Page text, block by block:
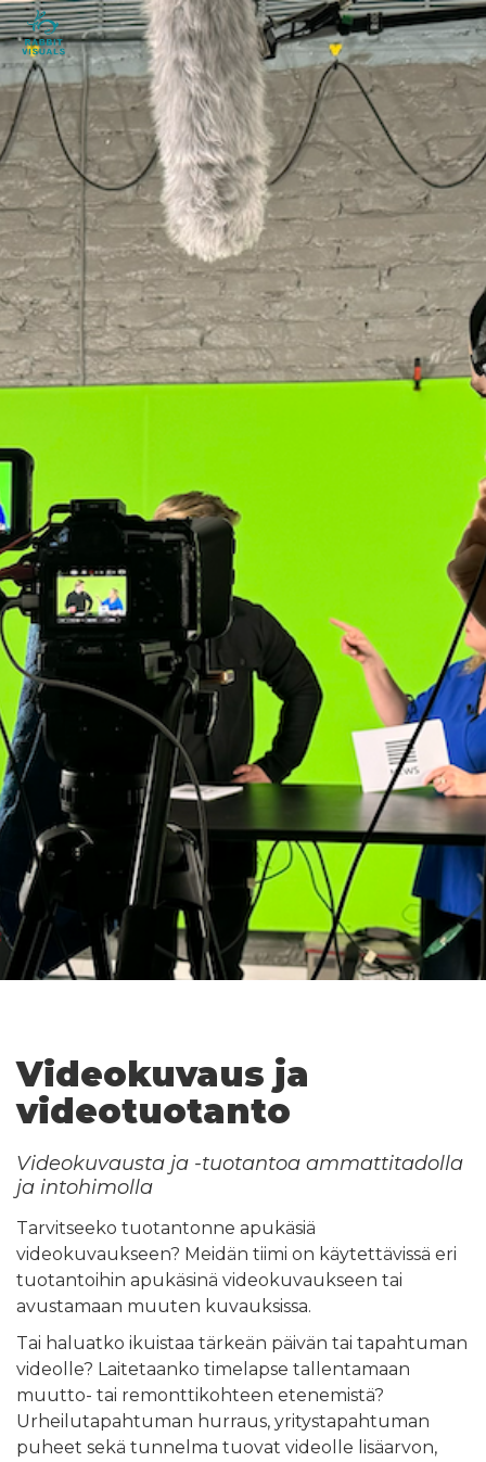
Videokuvaus ja
videotuotanto
Videokuvausta ja -tuotantoa ammattitadolla
ja intohimolla
Tarvitseeko tuotantonne apukäsiä
videokuvaukseen? Meidän tiimi on käytettävissä eri
tuotantoihin apukäsinä videokuvaukseen tai
avustamaan muuten kuvauksissa.
Tai haluatko ikuistaa tärkeän päivän tai tapahtuman
videolle? Laitetaanko timelapse tallentamaan
muutto- tai remonttikohteen etenemistä?
Urheilutapahtuman hurraus, yritystapahtuman
puheet sekä tunnelma tuovat videolle lisäarvon,